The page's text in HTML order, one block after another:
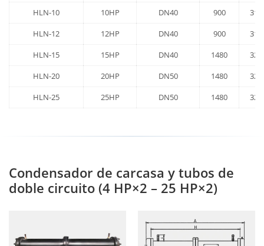
HLN-10
10HP DN40 900
310
HLN-12
12HP DN40 900
310
HLN-15
15HP DN40 1480
320
HLN-20
20HP DN50 1480
320
HLN-25
25HP DN50 1480 320
Condensador de carcasa y tubos de
doble circuito (4 HP×2 – 25 HP×2)